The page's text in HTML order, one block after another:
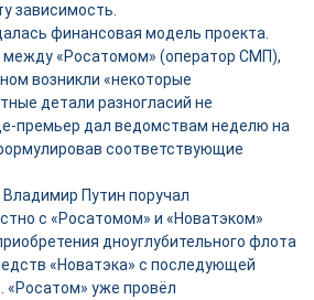
зависимость.
финансовая модель проекта.
между «Росатомом» (оператор СМП),
возникли «некоторые
детали разногласий не
премьер дал ведомствам неделю на
соответствующие
Путин поручал
с «Росатомом» и «Новатэком»
дноуглубительного флота
«Новатэка» с последующей
«Росатом» уже провёл